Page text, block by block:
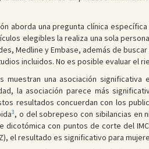
aborda una pregunta clínica
elegibles la realiza una sola
Medline y Embase, además de
incluidos. No es posible evaluar el
muestran una asociación
la asociación parece más
resultados concuerdan con los
3, o del sobrepeso con sibilancias en
dicotómica con puntos de corte del
el resultado es significativo para